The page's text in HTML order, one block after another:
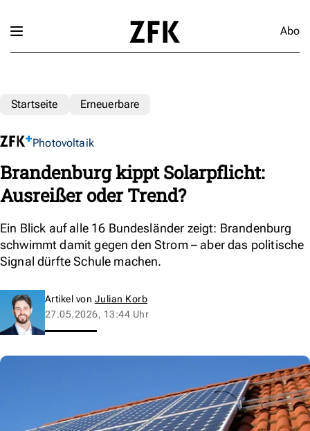
Abo
Startseite Erneuerbare
Photovoltaik
Brandenburg kippt Solarpflicht:
Ausreißer oder Trend?
Ein Blick auf alle 16 Bundesländer zeigt: Brandenburg
schwimmt damit gegen den Strom – aber das politische
Signal dürfte Schule machen.
Artikel von Julian Korb
27.05.2026, 13:44 Uhr